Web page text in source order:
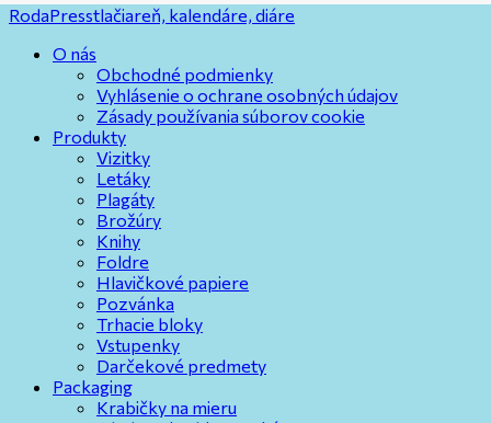
RodaPresstlačiareň, kalendáre, diáre
O nás
Obchodné podmienky
Vyhlásenie o ochrane osobných údajov
Zásady používania súborov cookie
Produkty
Vizitky
Letáky
Plagáty
Brožúry
Knihy
Foldre
Hlavičkové papiere
Pozvánka
Trhacie bloky
Vstupenky
Darčekové predmety
Packaging
Krabičky na mieru